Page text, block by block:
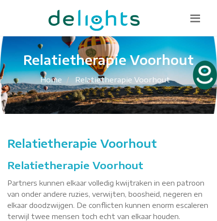
085 130 1482
info@delights.nu
Relatietherapie Voorhout
Home Relatietherapie Voorhout
Relatietherapie Voorhout
Relatietherapie Voorhout
Partners kunnen elkaar volledig kwijtraken in een patroon
van onder andere ruzies, verwijten, boosheid, negeren en
elkaar doodzwijgen. De conflicten kunnen enorm escaleren
terwijl twee mensen toch echt van elkaar houden.